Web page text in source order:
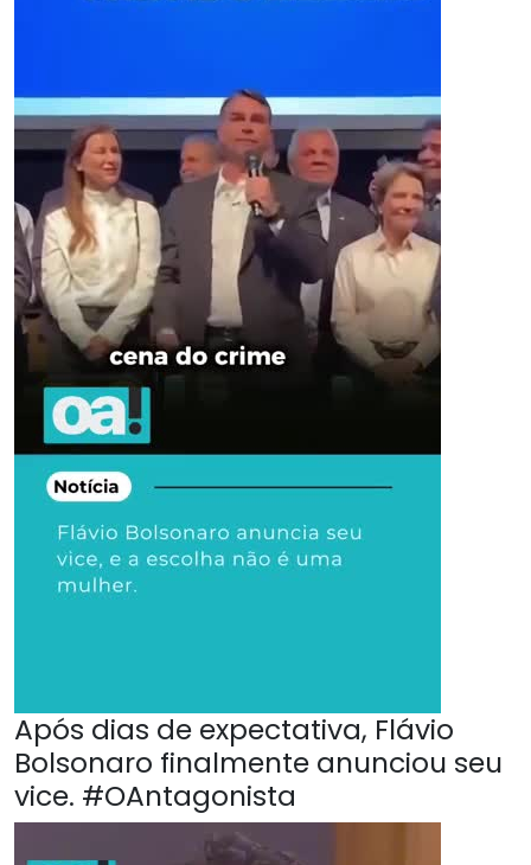
Após dias de expectativa, Flávio
Bolsonaro finalmente anunciou seu
vice. #OAntagonista